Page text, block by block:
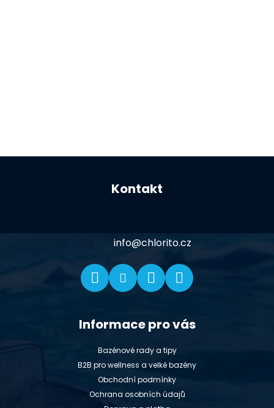
Z
Kontakt
info@chlorito.cz
Informace pro vás
Bazénové rady a tipy
B2B pro wellness a velké bazény
Obchodní podmínky
Ochrana osobních údajů